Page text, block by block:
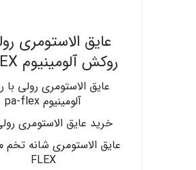
عایق الاستومری
روکش آلومینیوم K-FLEX
عایق الاستومری رولی
آلومینیوم pa-flex
خرید عایق الاستومری
FLEX